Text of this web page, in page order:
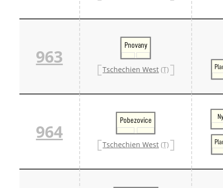
963
Pnovany
Tschechien West (T)
964
Pobezovice
Tschechien West (T)